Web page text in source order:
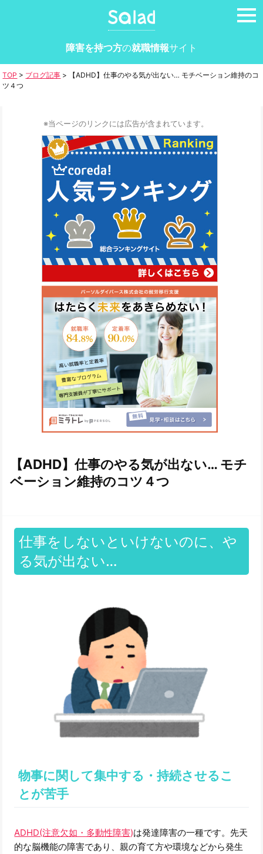
障害を持つ方の就職情報サイト
TOP > ブログ記事 >
【ADHD】仕事のやる気が出ない… モチベーション維持のコ
ツ４つ
※当ページのリンクには広告が含まれています。
【ADHD】仕事のやる気が出ない… モチ
ベーション維持のコツ４つ
仕事をしないといけないのに、や
る気が出ない…
物事に関して集中する・持続させるこ
とが苦手
ADHD(注意欠如・多動性障害)は発達障害の一種です。先天
的な脳機能の障害であり、親の育て方や環境などから発生